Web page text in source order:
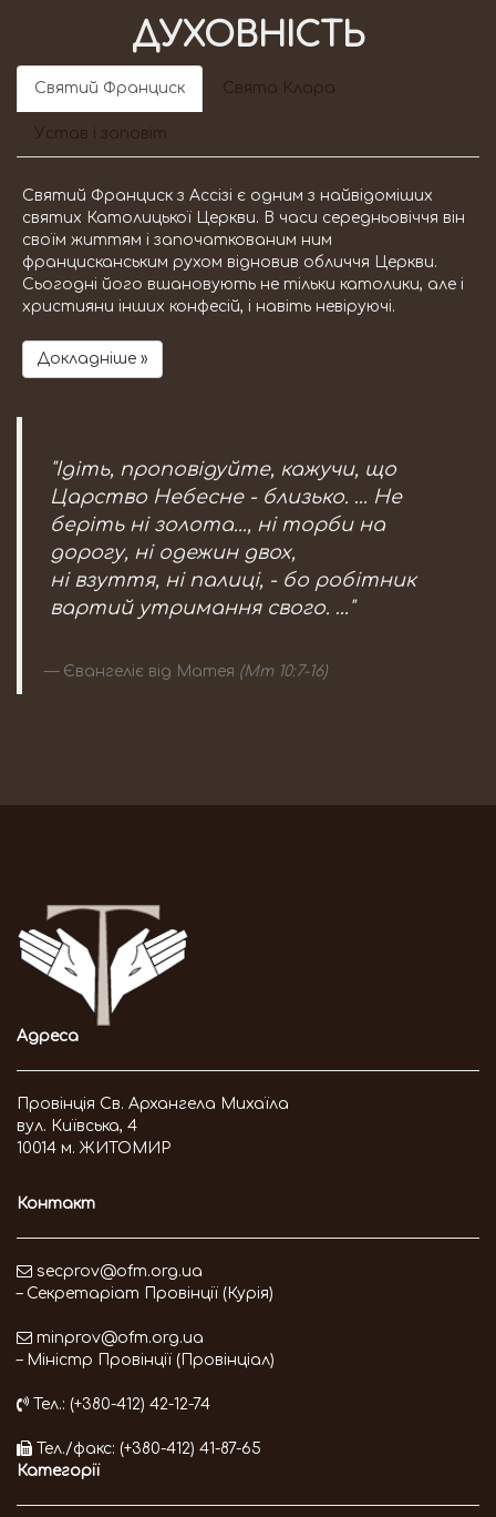
ДУХОВНІСТЬ
Святий Франциск Свята Клара
Устав і заповіт
Святий Франциск з Ассізі є одним з найвідоміших
святих Католицької Церкви. В часи середньовіччя він
своїм життям і започаткованим ним
францисканським рухом відновив обличчя Церкви.
Сьогодні його вшановують не тільки католики, але і
християни інших конфесій, і навіть невіруючі.
Докладніше »
"Ідіть, проповідуйте, кажучи, що
Царство Небесне - близько. … Не
беріть ні золота..., ні торби на
дорогу, ні одежин двох,
ні взуття, ні палиці, - бо робітник
вартий утримання свого. …"
Євангеліє від Матея (Мт 10:7-16)
Адреса
Провінція Св. Архангела Михаїла
вул. Київська, 4
10014 м. ЖИТОМИР
Контакт
secprov@ofm.org.ua
– Секретаріат Провінції (Курія)
minprov@ofm.org.ua
– Міністр Провінції (Провінціал)
Тел.: (+380-412) 42-12-74
Тел./факс: (+380-412) 41-87-65
Категорії